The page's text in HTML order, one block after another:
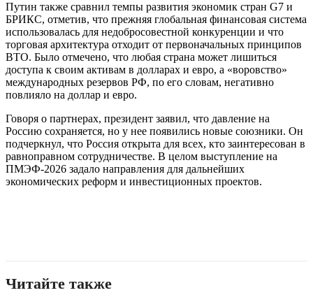
Путин также сравнил темпы развития экономик стран G7 и
БРИКС, отметив, что прежняя глобальная финансовая система
использовалась для недобросовестной конкуренции и что
торговая архитектура отходит от первоначальных принципов
ВТО. Было отмечено, что любая страна может лишиться
доступа к своим активам в долларах и евро, а «воровство»
международных резервов РФ, по его словам, негативно
повлияло на доллар и евро.
Говоря о партнерах, президент заявил, что давление на
Россию сохраняется, но у нее появились новые союзники. Он
подчеркнул, что Россия открыта для всех, кто заинтересован в
равноправном сотрудничестве. В целом выступление на
ПМЭФ-2026 задало направления для дальнейших
экономических реформ и инвестиционных проектов.
Читайте также